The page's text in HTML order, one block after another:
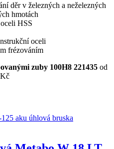
děr v železných a neželezných
hmotách
HSS
oceli
frézováním
zuby 100H8 221435 od